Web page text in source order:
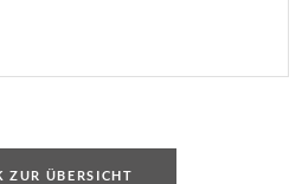
ZUR ÜBERSICHT